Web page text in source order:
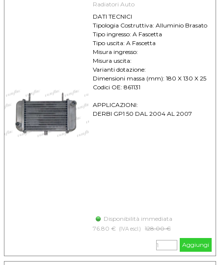
Radiatori Auto
DATI TECNICI
Tipologia Costruttiva: Alluminio Brasato
Tipo ingresso: A Fascetta
Tipo uscita: A Fascetta
Misura ingresso:
Misura uscita:
Varianti dotazione:
Dimensioni massa (mm): 180 X 130 X 25
Codici OE: 861131
APPLICAZIONI:
DERBI GP1 50 DAL 2004 AL 2007
Disponibilità immediata
76.80 €
(IVA escl.) Prezzo senza sconto
128.00 €
Aggiungi